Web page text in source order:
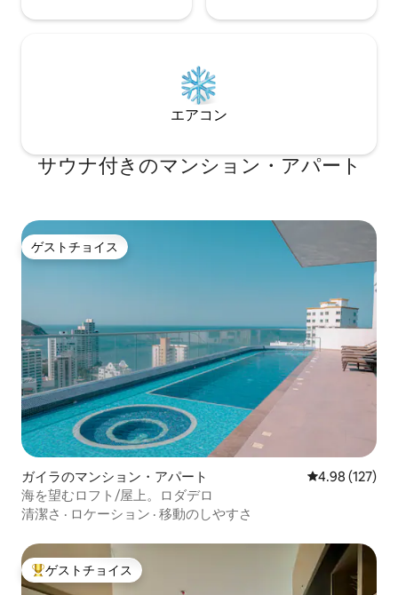
エアコン
サウナ付きのマンション・アパート
ゲストチョイス
ゲストチョイス
ガイラのマンション・アパート レビュー127
4.98 (127)
海を望むロフト/屋上。ロダデロ
清潔さ · ロケーション · 移動のしやすさ
大好評のゲストチョイスです。
ゲストチョイス